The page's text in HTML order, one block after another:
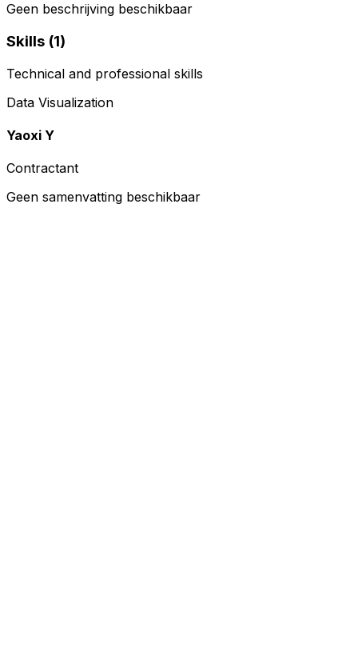
Geen beschrijving beschikbaar
Skills (1)
Technical and professional skills
Data Visualization
Yaoxi Y
Contractant
Geen samenvatting beschikbaar